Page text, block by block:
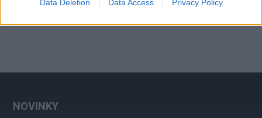
Data Deletion Data Access Privacy Policy
NOVINKY